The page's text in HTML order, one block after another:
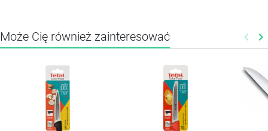
Może Cię również zainteresować keyboard_arrow_left keyboard_arrow_right